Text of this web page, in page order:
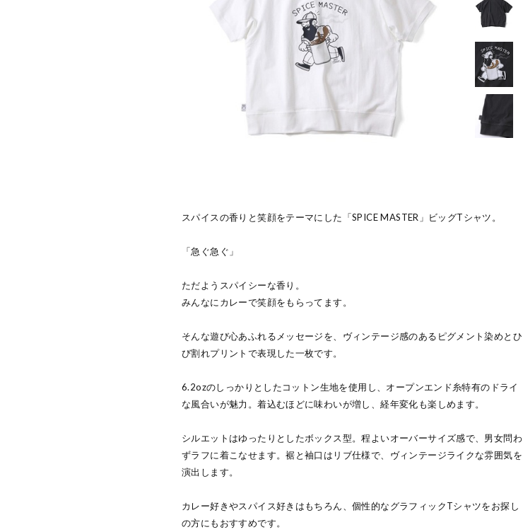
スパイスの香りと笑顔をテーマにした「SPICE MASTER」ビッグTシャツ。
「急ぐ急ぐ」
ただようスパイシーな香り。
みんなにカレーで笑顔をもらってます。
そんな遊び心あふれるメッセージを、ヴィンテージ感のあるピグメント染めとひ
び割れプリントで表現した一枚です。
6.2ozのしっかりとしたコットン生地を使用し、オープンエンド糸特有のドライ
な風合いが魅力。着込むほどに味わいが増し、経年変化も楽しめます。
シルエットはゆったりとしたボックス型。程よいオーバーサイズ感で、男女問わ
ずラフに着こなせます。裾と袖口はリブ仕様で、ヴィンテージライクな雰囲気を
演出します。
カレー好きやスパイス好きはもちろん、個性的なグラフィックTシャツをお探し
の方にもおすすめです。